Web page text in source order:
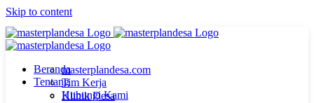
Skip to content
Beranda
Tentang
masterplandesa.com
Tim Kerja
Hubungi Kami
Klinik Desa